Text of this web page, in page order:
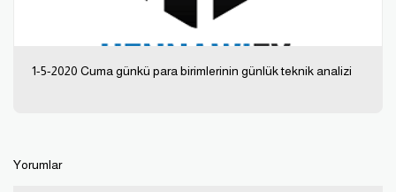
1-5-2020 Cuma günkü para birimlerinin günlük teknik analizi
Yorumlar